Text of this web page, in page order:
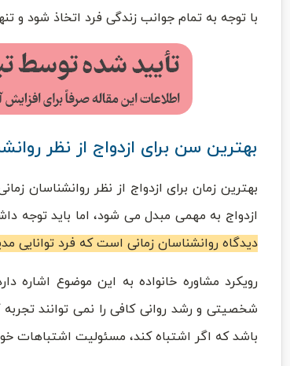
با توجه به تمام جوانب زندگی فرد اتخاذ شود و
بهترین سن برای ازدواج از نظر
بهترین زمان برای ازدواج از نظر روانشناسان
ازدواج به مهمی مبدل می شود، اما باید
دیدگاه روانشناسان زمانی است که فرد توانایی
رویکرد مشاوره خانواده به این موضوع
شخصیتی و رشد روانی کافی را نمی توانند
باشد که اگر اشتباه کند، مسئولیت اشتباهات